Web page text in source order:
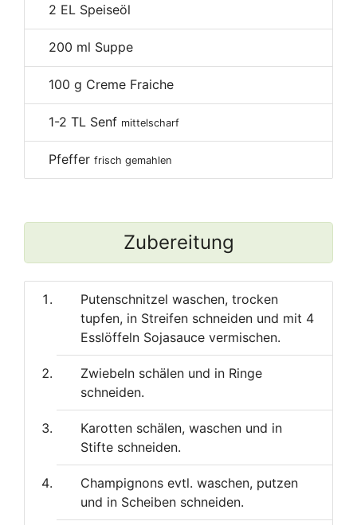
2 EL Speiseöl
200 ml Suppe
100 g Creme Fraiche
1-2 TL Senf mittelscharf
Pfeffer frisch gemahlen
Zubereitung
Putenschnitzel waschen, trocken
tupfen, in Streifen schneiden und mit 4
Esslöffeln Sojasauce vermischen.
Zwiebeln schälen und in Ringe
schneiden.
Karotten schälen, waschen und in
Stifte schneiden.
Champignons evtl. waschen, putzen
und in Scheiben schneiden.